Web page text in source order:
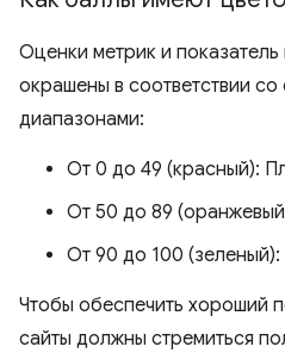
Оценки метрик и
окрашены в соответствии
диапазонами:
От 0 до 49 (красный):
От 50 до 89
От 90 до 100
Чтобы обеспечить хороший
сайты должны стремиться